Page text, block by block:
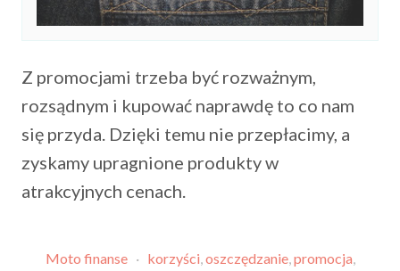
Z promocjami trzeba być rozważnym,
rozsądnym i kupować naprawdę to co nam
się przyda. Dzięki temu nie przepłacimy, a
zyskamy upragnione produkty w
atrakcyjnych cenach.
Moto finanse · korzyści oszczędzanie, promocja